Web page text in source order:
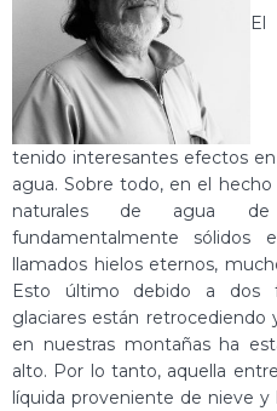
tenido interesantes efectos
agua. Sobre todo, en el
naturales de agua
fundamentalmente sólidos
llamados hielos eternos,
Esto último debido a dos
glaciares están
en nuestras montañas ha
alto. Por lo tanto, aquella
líquida proveniente de nieve